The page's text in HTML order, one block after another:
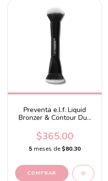
Preventa e.l.f. Liquid
Bronzer & Contour Duo
$365.00
5 meses de$80.30